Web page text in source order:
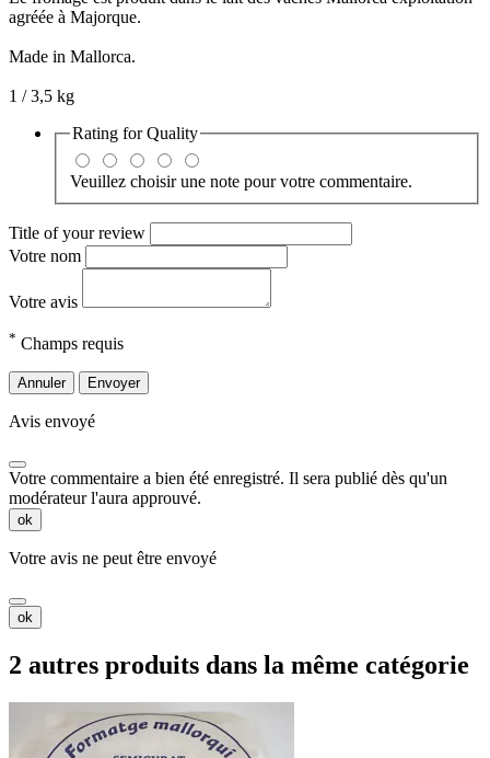
agréée à Majorque.
Made in Mallorca.
1 / 3,5 kg
Rating forQuality
Veuillez choisir une note pour votre commentaire.
Title of your review
Votre nom
Votre avis
* Champs requis
Annuler Envoyer
Avis envoyé
Votre commentaire a bien été enregistré. Il sera publié dès qu'un
modérateur l'aura approuvé.
ok
Votre avis ne peut être envoyé
ok
2 autres produits dans la même catégorie